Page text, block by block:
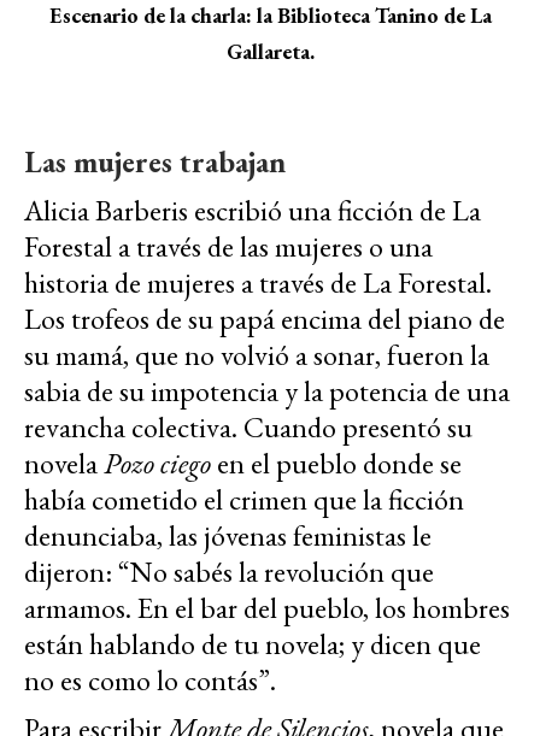
Escenario de la charla: la Biblioteca Tanino de La
Gallareta.
Las mujeres trabajan
Alicia Barberis escribió una ficción de La
Forestal a través de las mujeres o una
historia de mujeres a través de La Forestal.
Los trofeos de su papá encima del piano de
su mamá, que no volvió a sonar, fueron la
sabia de su impotencia y la potencia de una
revancha colectiva. Cuando presentó su
novelaPozo ciegoen el pueblo donde se
había cometido el crimen que la ficción
denunciaba, las jóvenas feministas le
dijeron: “No sabés la revolución que
armamos. En el bar del pueblo, los hombres
están hablando de tu novela; y dicen que
no es como lo contás”.
Para escribir Monte de Silencios, novela que